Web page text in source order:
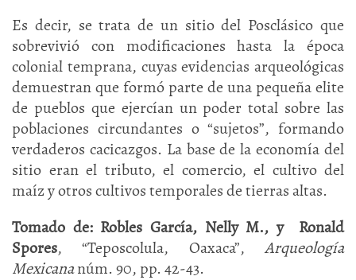
Es decir, se trata de un sitio del Posclásico que
sobrevivió con modificaciones hasta la época
colonial temprana, cuyas evidencias arqueológicas
demuestran que formó parte de una pequeña elite
de pueblos que ejercían un poder total sobre las
poblaciones circundantes o “sujetos”, formando
verdaderos cacicazgos. La base de la economía del
sitio eran el tributo, el comercio, el cultivo del
maíz y otros cultivos temporales de tierras altas.
Tomado de: Robles García, Nelly M., y Ronald
Spores, “Teposcolula, Oaxaca”, Arqueología
Mexicananúm. 90, pp. 42-43.